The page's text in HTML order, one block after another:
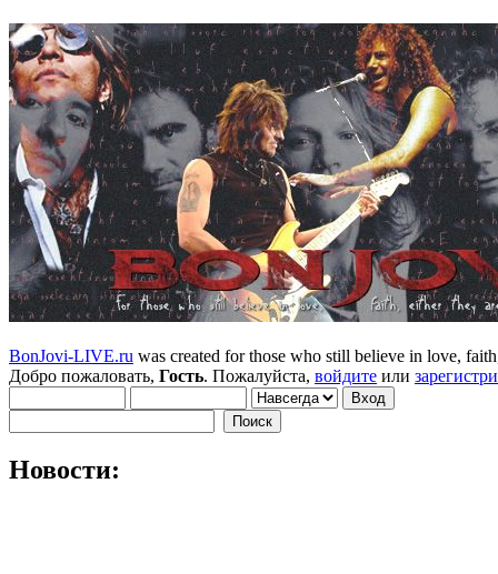
BonJovi-LIVE.ru was created for those who still believe in love,
Добро пожаловать, Гость. Пожалуйста, войдите или
Новости: